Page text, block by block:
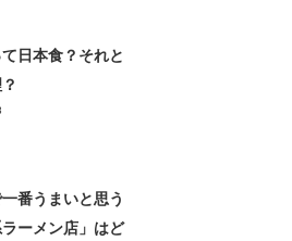
日本食？それと
番うまいと思う
ラーメン店」はど